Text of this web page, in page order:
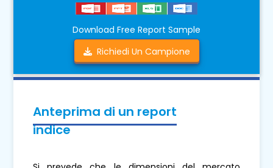
Download Free Report Sample
Richiedi Un Campione
Anteprima di un report
indice